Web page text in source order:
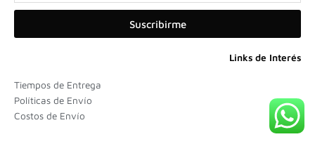
m
-
f
Suscribirme
Links de Interés
Tiempos de Entrega
Políticas de Envío
Costos de Envío